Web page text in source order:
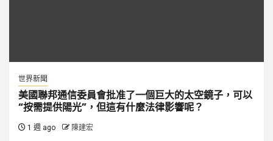
世界新聞
美國聯邦通信委員會批准了一個巨大的太空鏡子，可以
“按需提供陽光”，但這有什麼法律影響呢？
1 週 ago 陳建宏